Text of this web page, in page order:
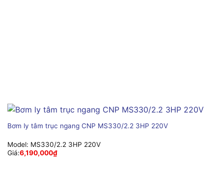
Bơm ly tâm trục ngang CNP MS330/2.2 3HP 220V
Model: MS330/2.2 3HP 220V
Giá:6,190,000₫